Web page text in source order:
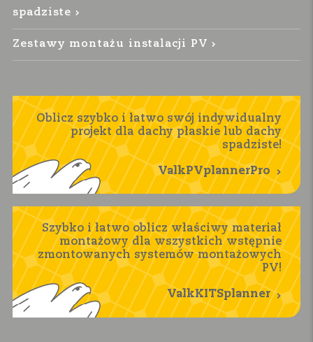
spadziste
Zestawy montażu instalacji PV
Oblicz szybko i łatwo swój indywidualny
projekt dla dachy płaskie lub dachy
spadziste!
ValkPVplannerPro
Szybko i łatwo oblicz właściwy materiał
montażowy dla wszystkich wstępnie
zmontowanych systemów montażowych
PV!
ValkKITSplanner